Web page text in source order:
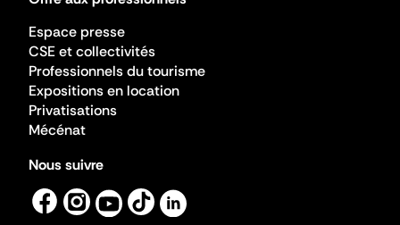
Espace presse
CSE et collectivités
Professionnels du tourisme
Expositions en location
Privatisations
Mécénat
Nous suivre